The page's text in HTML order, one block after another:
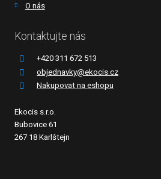
O nás
Kontaktujte nás
+420 311 672 513
objednavky@ekocis.cz
Nakupovat na eshopu
Ekocis s.r.o.
Bubovice 61
267 18 Karlštejn